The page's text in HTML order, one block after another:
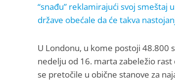
“snađu” reklamirajući svoj smeštaj
države obećale da će takva
U Londonu, u kome postoji 48.800
nedelju od 16. marta zabeležio
se pretočile u obične stanove za